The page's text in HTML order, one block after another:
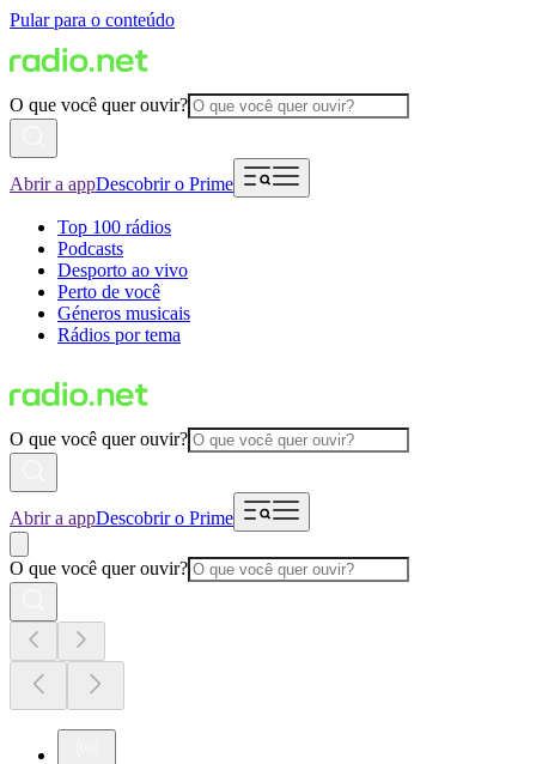
Pular para o conteúdo
O que você quer ouvir?
Abrir a appDescobrir o Prime
Top 100 rádios
Podcasts
Desporto ao vivo
Perto de você
Géneros musicais
Rádios por tema
O que você quer ouvir?
Abrir a appDescobrir o Prime
O que você quer ouvir?